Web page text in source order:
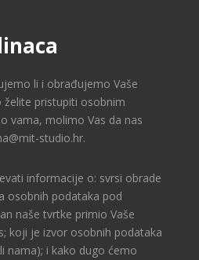
li i obrađujemo Vaše
pristupiti osobnim
vama, molimo Vas da nas
studio.hr.
informacije o: svrsi obrade
osobnih podataka pod
naše tvrtke primio Vaše
koji je izvor osobnih podataka
nama); i kako dugo ćemo